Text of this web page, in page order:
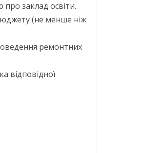
про заклад освіти.
(не менше ніж
ремонтних
відповідної